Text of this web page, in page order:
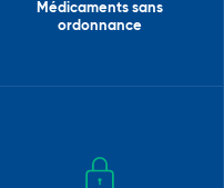
Médicaments sans
ordonnance